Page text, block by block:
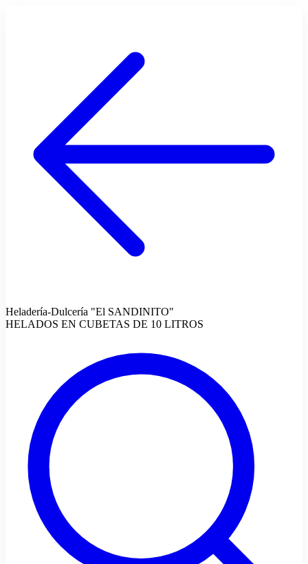
Heladería-Dulcería "El SANDINITO"
HELADOS EN CUBETAS DE 10 LITROS